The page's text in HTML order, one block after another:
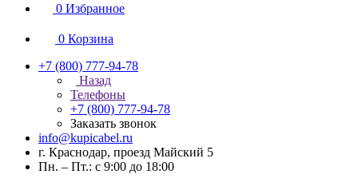
0 Избранное
0 Корзина
+7 (800) 777-94-78
Назад
Телефоны
+7 (800) 777-94-78
Заказать звонок
info@kupicabel.ru
г. Краснодар, проезд Майский 5
Пн. – Пт.: с 9:00 до 18:00